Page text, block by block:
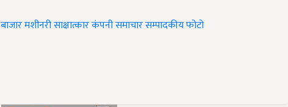
बाजारमशीनरीसाक्षात्कारकंपनी समाचारसम्पादकीयफोटो